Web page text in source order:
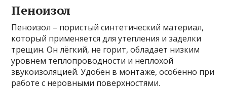
Пеноизол
Пеноизол – пористый синтетический материал,
который применяется для утепления и заделки
трещин. Он лёгкий, не горит, обладает низким
уровнем теплопроводности и неплохой
звукоизоляцией. Удобен в монтаже, особенно при
работе с неровными поверхностями.